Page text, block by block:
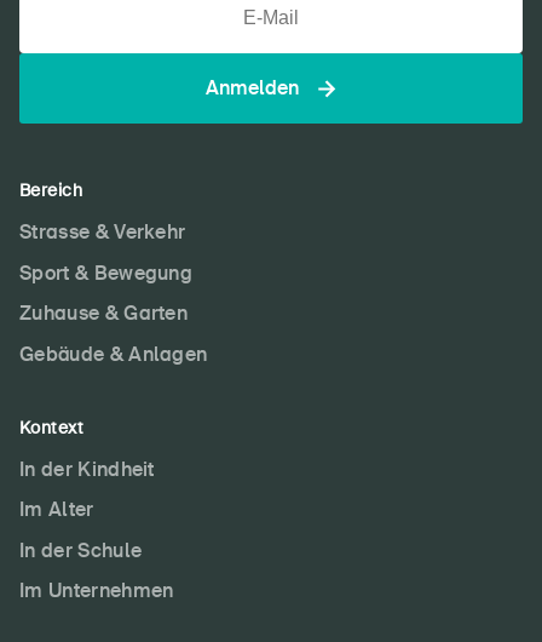
Anmelden
Bereich
Strasse & Verkehr
Sport & Bewegung
Zuhause & Garten
Gebäude & Anlagen
Kontext
In der Kindheit
Im Alter
In der Schule
Im Unternehmen